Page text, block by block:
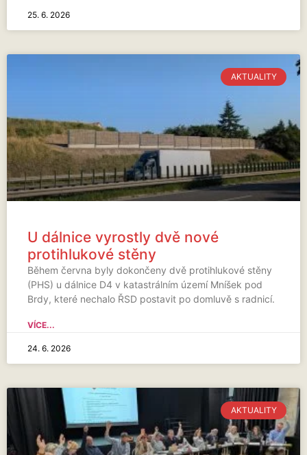
25. 6. 2026
AKTUALITY
U dálnice vyrostly dvě nové
protihlukové stěny
Během června byly dokončeny dvě protihlukové stěny
(PHS) u dálnice D4 v katastrálním území Mníšek pod
Brdy, které nechalo ŘSD postavit po domluvě s radnicí.
VÍCE...
24. 6. 2026
AKTUALITY